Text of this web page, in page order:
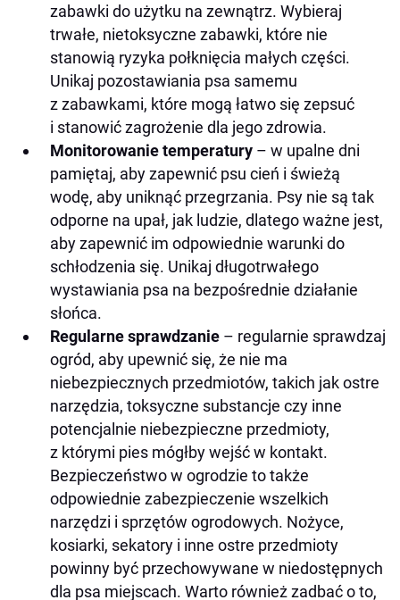
zabawki do użytku na zewnątrz. Wybieraj
trwałe, nietoksyczne zabawki, które nie
stanowią ryzyka połknięcia małych części.
Unikaj pozostawiania psa samemu
z zabawkami, które mogą łatwo się zepsuć
i stanowić zagrożenie dla jego zdrowia.
Monitorowanie temperatury – w upalne dni
pamiętaj, aby zapewnić psu cień i świeżą
wodę, aby uniknąć przegrzania. Psy nie są tak
odporne na upał, jak ludzie, dlatego ważne jest,
aby zapewnić im odpowiednie warunki do
schłodzenia się. Unikaj długotrwałego
wystawiania psa na bezpośrednie działanie
słońca.
Regularne sprawdzanie – regularnie sprawdzaj
ogród, aby upewnić się, że nie ma
niebezpiecznych przedmiotów, takich jak ostre
narzędzia, toksyczne substancje czy inne
potencjalnie niebezpieczne przedmioty,
z którymi pies mógłby wejść w kontakt.
Bezpieczeństwo w ogrodzie to także
odpowiednie zabezpieczenie wszelkich
narzędzi i sprzętów ogrodowych. Nożyce,
kosiarki, sekatory i inne ostre przedmioty
powinny być przechowywane w niedostępnych
dla psa miejscach. Warto również zadbać o to,